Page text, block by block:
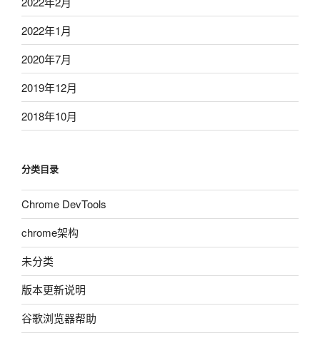
2022年1月
2020年7月
2019年12月
2018年10月
分类目录
Chrome DevTools
chrome架构
未分类
版本更新说明
谷歌浏览器帮助